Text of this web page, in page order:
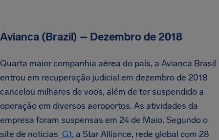
Avianca (Brazil) – Dezembro de 2018
Quarta maior companhia aérea do país, a Avianca Brasil
entrou em recuperação judicial em dezembro de 2018
cancelou milhares de voos, além de ter suspendido a
operação em diversos aeroportos. As atividades da
empresa foram suspensas em 24 de Maio. Segundo o
site de noticias G1, a Star Alliance, rede global com 28